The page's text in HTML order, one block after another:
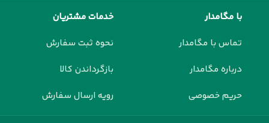
با مگامدار
تماس با مگامدار
درباره مگامدار
حریم خصوصی
خدمات مشتریان
نحوه ثبت سفارش
بازگرداندن کالا
رویه ارسال سفارش